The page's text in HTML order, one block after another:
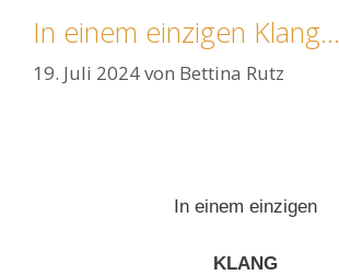
In einem einzigen Klang…
19. Juli 2024von Bettina Rutz
In einem einzigen
KLANG